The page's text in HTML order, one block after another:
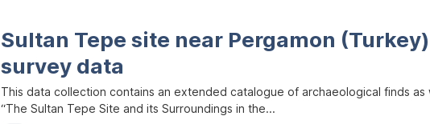
Sultan Tepe site near Pergamon
survey data
This data collection contains an extended catalogue of archaeological finds
“The Sultan Tepe Site and its Surroundings in the...